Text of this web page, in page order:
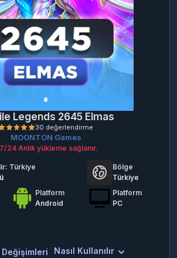
Legends 2645 Elmas
MOONTON Games
24 Anlık yükleme sağlanır.
Türkiye
Bölge
Türkiye
Platform
Android
Platform
PC
Nasıl Kullanılır
Değişimleri